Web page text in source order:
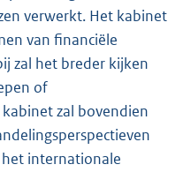
verwerkt. Het kabinet
van financiële
zal het breder kijken
of
zal bovendien
internationale